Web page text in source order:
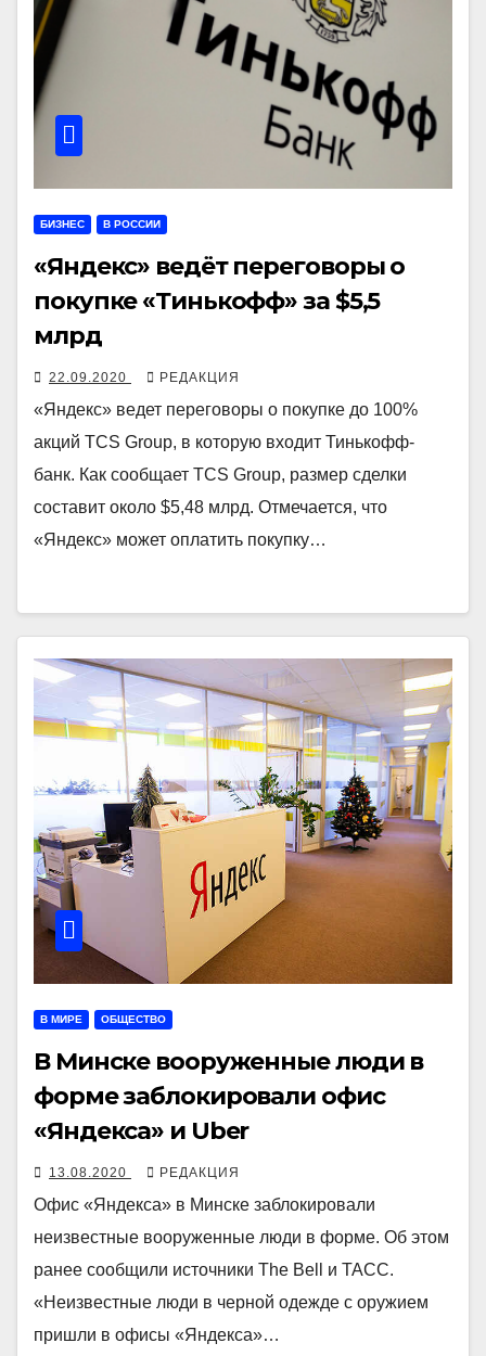
БИЗНЕС В РОССИИ
«Яндекс» ведёт переговоры о
покупке «Тинькофф» за $5,5
млрд
22.09.2020 РЕДАКЦИЯ
«Яндекс» ведет переговоры о покупке до 100%
акций TCS Group, в которую входит Тинькофф-
банк. Как сообщает TCS Group, размер сделки
составит около $5,48 млрд. Отмечается, что
«Яндекс» может оплатить покупку…
В МИРЕ ОБЩЕСТВО
В Минске вооруженные люди в
форме заблокировали офис
«Яндекса» и Uber
13.08.2020 РЕДАКЦИЯ
Офис «Яндекса» в Минске заблокировали
неизвестные вооруженные люди в форме. Об этом
ранее сообщили источники The Bell и ТАСС.
«Неизвестные люди в черной одежде с оружием
пришли в офисы «Яндекса»…